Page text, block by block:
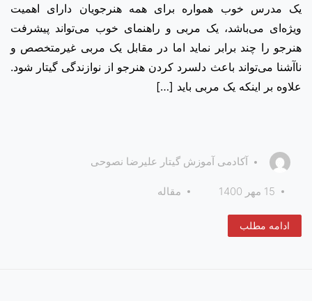
یک مدرس خوب همواره برای همه هنرجویان دارای اهمیت
ویژه‌ای می‌باشد، یک مربی و راهنمای خوب می‌تواند پیشرفت
هنرجو را چند برابر نماید اما در مقابل یک مربی غیرمتخصص و
ناآشنا می‌تواند باعث دلسرد کردن هنرجو از نوازندگی گیتار شود.
علاوه بر اینکه یک مربی باید […]
آکادمی آموزش گیتار علیرضا نصوحی
15 مهر 1400 مقاله
ادامه مطلب